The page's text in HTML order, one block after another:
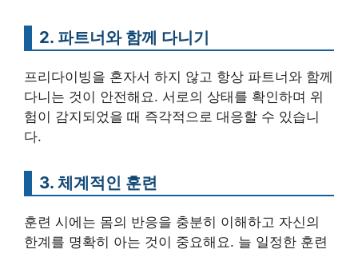
2. 파트너와 함께 다니기
프리다이빙을 혼자서 하지 않고 항상 파트너와 함께
다니는 것이 안전해요. 서로의 상태를 확인하며 위
험이 감지되었을 때 즉각적으로 대응할 수 있습니
다.
3. 체계적인 훈련
훈련 시에는 몸의 반응을 충분히 이해하고 자신의
한계를 명확히 아는 것이 중요해요. 늘 일정한 훈련